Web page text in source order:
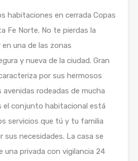
habitaciones en cerrada Copas
Fe Norte. No te pierdas la
una de las zonas
y nueva de la ciudad. Gran
por sus hermosos
rodeadas de mucha
el conjunto habitacional está
servicios que tú y tu familia
sus necesidades. La casa se
una privada con vigilancia 24